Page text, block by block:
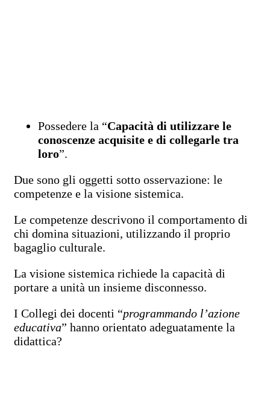
Possedere la “Capacità di utilizzare le
conoscenze acquisite e di collegarle tra
loro”.
Due sono gli oggetti sotto osservazione: le
competenze e la visione sistemica.
Le competenze descrivono il comportamento di
chi domina situazioni, utilizzando il proprio
bagaglio culturale.
La visione sistemica richiede la capacità di
portare a unità un insieme disconnesso.
I Collegi dei docenti “programmando l’azione
educativa” hanno orientato adeguatamente la
didattica?